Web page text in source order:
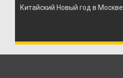
Китайский Новый год в Москве